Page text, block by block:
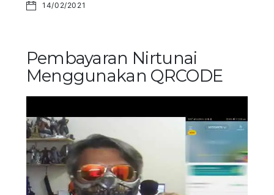
14/02/2021
Pembayaran Nirtunai
Menggunakan QRCODE